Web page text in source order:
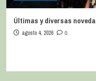
Últimas y diversas
agosto 4, 2026 0